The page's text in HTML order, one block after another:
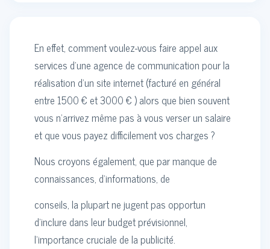
En effet, comment voulez-vous faire appel aux
services d'une agence de communication pour la
réalisation d'un site internet (facturé en général
entre 1500 € et 3000 € ) alors que bien souvent
vous n'arrivez même pas à vous verser un salaire
et que vous payez difficilement vos charges ?
Nous croyons également, que par manque de
connaissances, d’informations, de
conseils, la plupart ne jugent pas opportun
d'inclure dans leur budget prévisionnel,
l’importance cruciale de la publicité.